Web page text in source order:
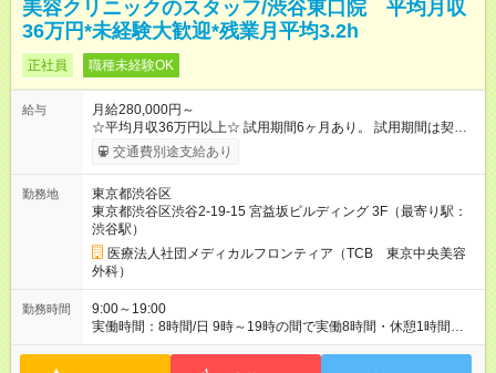
美容クリニックのスタッフ/渋谷東口院 平均月収
36万円*未経験大歓迎*残業月平均3.2h
正社員 職種未経験OK
給与
月給280,000円～
☆平均月収36万円以上☆ 試用期間6ヶ月あり。 試用期間は契約
社員として、月給26万円となります。 ＜試用期間終了後＞ 月給
28万円+インセンティブ（平均8万円）+残業代等 ＝平均月収36
次昇給制度アリ】 年次昇給制度で毎年月給が上がっていくので
役職につかない場合でもしっかり昇給♪ 【大手ならではの豊富な
キャリアパス】 女性管理職割合86％！ クリニック内の役職だけ
ではなく、 TCBグループとしての役職、バックオフィスへの転
籍など 自ら手を挙げて挑戦することができます！ 【様々な業界
から活躍中】 平均年齢は27歳！ 美容部員やエステ、脱毛などの
近い業界から アパレル、飲食など他業界の接客業 事務、公務員
などの接客未経験者まで活躍中！ 未経験から憧れの美容業界へ
さ：6ヶ月 ※ 雇用形態と給与に、本採用時と異なる部分がありま
交通費別途支給あり
勤務地
東京都渋谷区
東京都渋谷区渋谷2-19-15 宮益坂ビルディング 3F（最寄り駅：
渋谷駅）
医療法人社団メディカルフロンティア（TCB 東京中央美容
外科）
勤務時間
9:00～19:00
実働時間：8時間/日 9時～19時の間で実働8時間・休憩1時間
（クリニックにより9:00~18:00or10:00~19:00勤務） 【残業ほ